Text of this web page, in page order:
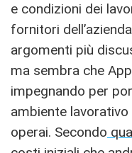
e condizioni dei
fornitori
argomenti più
ma sembra che
impegnando per
ambiente
operai. Secondo